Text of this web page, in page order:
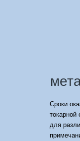
Сроки
токарной
для